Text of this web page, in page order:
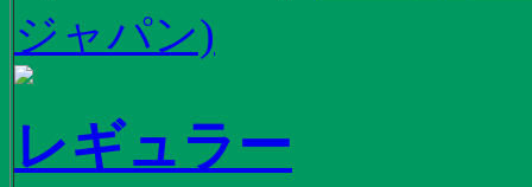
ジャパン)
レギュラー